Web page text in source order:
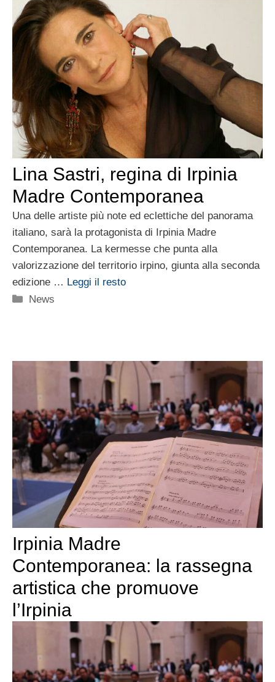
Lina Sastri, regina di Irpinia
Madre Contemporanea
Una delle artiste più note ed eclettiche del panorama
italiano, sarà la protagonista di Irpinia Madre
Contemporanea. La kermesse che punta alla
valorizzazione del territorio irpino, giunta alla seconda
edizione … Leggi il resto
Categorie
News
Irpinia Madre
Contemporanea: la rassegna
artistica che promuove
l’Irpinia